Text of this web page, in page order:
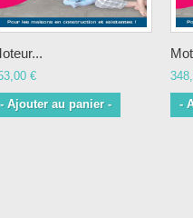
€
- Ajouter au panier - -